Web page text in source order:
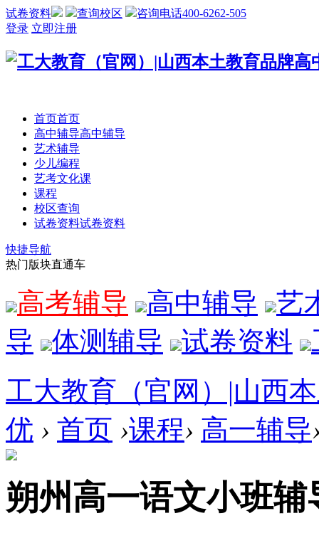
试卷资料 查询校区
咨询电话400-6262-505
登录 立即注册
首页首页
高中辅导高中辅导
艺术辅导
少儿编程
艺考文化课
课程
校区查询
试卷资料试卷资料
快捷导航
热门版块直通车
高考辅导 高中辅导
艺
导
体测辅导 试卷资料
工大教育（官网）|山西
优 › 首页 ›课程› 高一辅导
朔州高一语文小班辅